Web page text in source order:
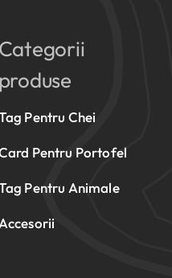
Categorii
produse
Pentru Chei
Pentru Portofel
Pentru Animale